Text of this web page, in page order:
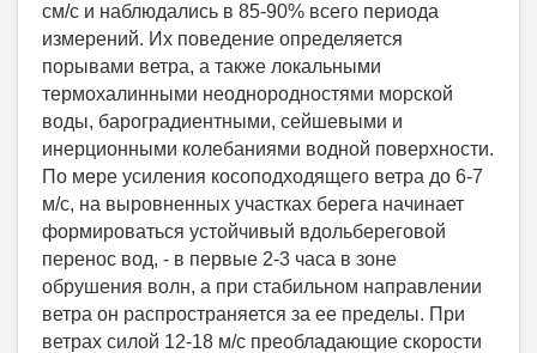
см/с и наблюдались в 85-90% всего периода
измерений. Их поведение определяется
порывами ветра, а также локальными
термохалинными неоднородностями морской
воды, бароградиентными, сейшевыми и
инерционными колебаниями водной поверхности.
По мере усиления косоподходящего ветра до 6-7
м/с, на выровненных участках берега начинает
формироваться устойчивый вдольбереговой
перенос вод, - в первые 2-3 часа в зоне
обрушения волн, а при стабильном направлении
ветра он распространяется за ее пределы. При
ветрах силой 12-18 м/с преобладающие скорости